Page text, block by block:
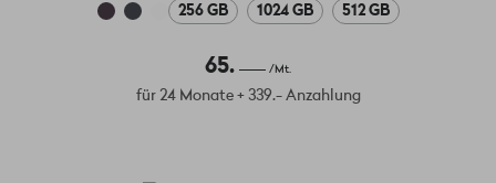
256 GB 1024 GB 512 GB
65. /Mt.
für 24 Monate + 339.- Anzahlung